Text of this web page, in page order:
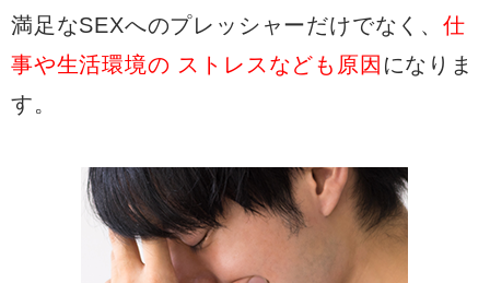
満足なSEXへのプレッシャーだけでなく、 仕
事や生活環境の ストレスなども原因 になりま
す。